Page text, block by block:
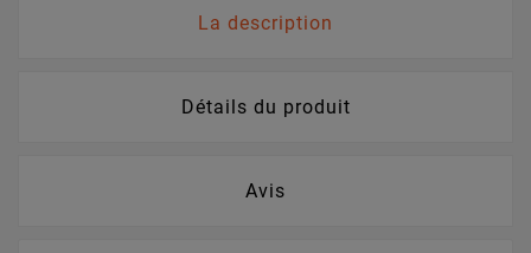
La description
Détails du produit
Avis